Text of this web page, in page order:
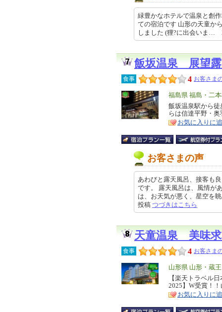
緑豊かなホテルで温泉と創
ての宿泊です 山形の天童か
しました (狸?に出会いま…
飯坂温泉 展望
食事 4 お客さま
エ
リ
ア
福島県 福島・二
特
徴
飯坂温泉駅から
らは信達平野・
お気に入りに
お客さまの声
あわびと露天風呂、接客も
です。 露天風呂は、風情が
は、お天気が悪く、星空を
投稿 つづきはこちら
天童温泉 美味
食事 4 お客さま
エ
リ
ア
山形県 山形・蔵
特
徴
【楽天トラベル
2025】W受賞！
お気に入りに